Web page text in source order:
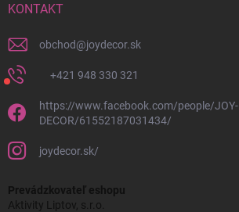
KONTAKT
obchod@joydecor.sk
+421 948 330 321
https://www.facebook.com/people/JOY-
DECOR/61552187031434/
joydecor.sk/
Prevádzkovateľ eshopu
Aktivity Liptov, s.r.o.